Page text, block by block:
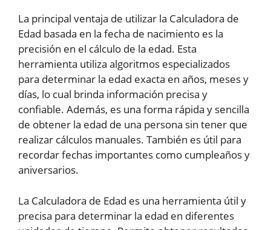
La principal ventaja de utilizar la Calculadora de
Edad basada en la fecha de nacimiento es la
precisión en el cálculo de la edad. Esta
herramienta utiliza algoritmos especializados
para determinar la edad exacta en años, meses y
días, lo cual brinda información precisa y
confiable. Además, es una forma rápida y sencilla
de obtener la edad de una persona sin tener que
realizar cálculos manuales. También es útil para
recordar fechas importantes como cumpleaños y
aniversarios.
La Calculadora de Edad es una herramienta útil y
precisa para determinar la edad en diferentes